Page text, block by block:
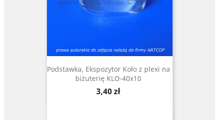
Podstawka, Ekspozytor Koło z plexi na
biżuterię KLO-40x10
Cena
3,40 zł